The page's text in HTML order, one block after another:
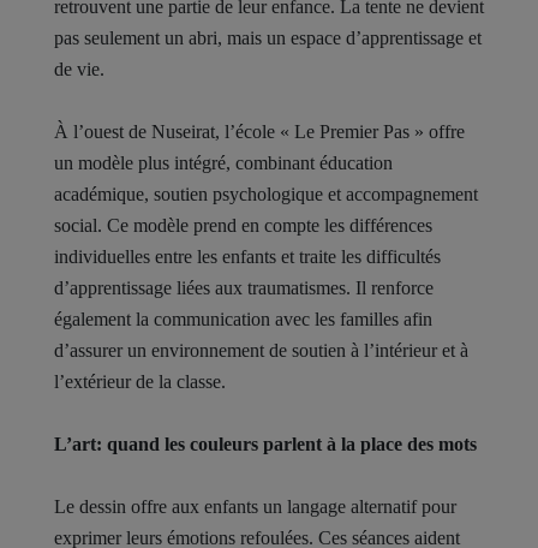
retrouvent une partie de leur enfance. La tente ne devient
pas seulement un abri, mais un espace d’apprentissage et
de vie.
À l’ouest de Nuseirat, l’école « Le Premier Pas » offre
un modèle plus intégré, combinant éducation
académique, soutien psychologique et accompagnement
social. Ce modèle prend en compte les différences
individuelles entre les enfants et traite les difficultés
d’apprentissage liées aux traumatismes. Il renforce
également la communication avec les familles afin
d’assurer un environnement de soutien à l’intérieur et à
l’extérieur de la classe.
L’art: quand les couleurs parlent à la place des mots
Le dessin offre aux enfants un langage alternatif pour
exprimer leurs émotions refoulées. Ces séances aident